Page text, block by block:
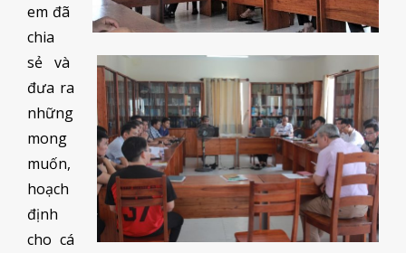
em đã
chia
sẻ và
đưa ra
những
mong
muốn,
hoạch
định
cho cá